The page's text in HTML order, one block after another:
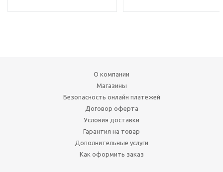
О компании
Магазины
Безопасность онлайн платежей
Договор оферта
Условия доставки
Гарантия на товар
Дополнительные услуги
Как оформить заказ